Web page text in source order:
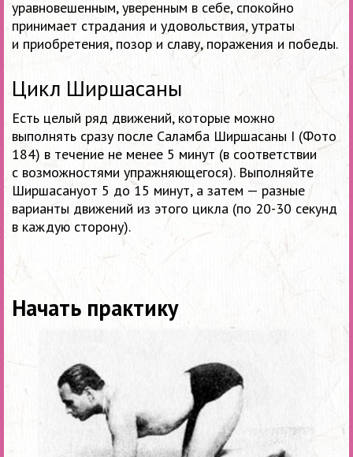
уравновешенным, уверенным в себе, спокойно
принимает страдания и удовольствия, утраты
и приобретения, позор и славу, поражения и победы.
Цикл Ширшасаны
Есть целый ряд движений, которые можно
выполнять сразу после Саламба Ширшасаны I (Фото
184) в течение не менее 5 минут (в соответствии
с возможностями упражняющегося). Выполняйте
Ширшасануот 5 до 15 минут, а затем — разные
варианты движений из этого цикла (по 20-30 секунд
в каждую сторону).
Начать практику